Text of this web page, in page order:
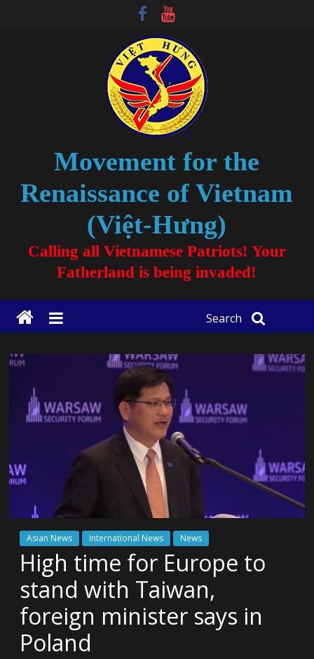
Movement for the
Renaissance of Vietnam
(Việt-Hưng)
Calling all Vietnamese Patriots! Your
Fatherland is being invaded!
Search
Asian News International News News
High time for Europe to
stand with Taiwan,
foreign minister says in
Poland